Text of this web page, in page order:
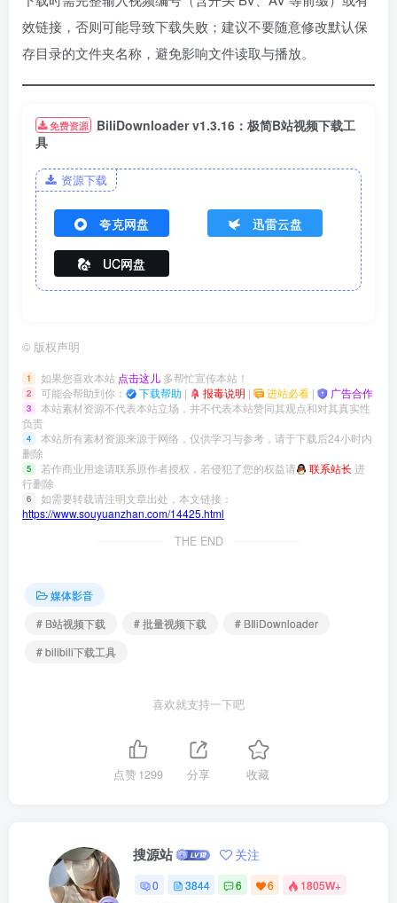
效链接，否则可能导致下载失败；建议不要随意修改默认保
存目录的文件夹名称，避免影响文件读取与播放。
免费资源
BiliDownloader v1.3.16：极简B站视频下载工
具
资源下载
夸克网盘 迅雷云盘
UC网盘
© 版权声明
1 如果您喜欢本站 点击这儿 多帮忙宣传本站！
2 可能会帮助到你： 下载帮助 | 报毒说明 | 进站必看 | 广告合作
3
本站素材资源不代表本站立场，并不代表本站赞同其观点和对其真实性
负责
4
本站所有素材资源来源于网络，仅供学习与参考，请于下载后24小时内
删除
5 若作商业用途请联系原作者授权，若侵犯了您的权益请 联系站长 进
行删除
6
如需要转载请注明文章出处，本文链接：
https://www.souyuanzhan.com/14425.html
THE END
媒体影音
# B站视频下载
# 批量视频下载
# BIliDownloader
# bilibili下载工具
喜欢就支持一下吧
点赞1299 分享 收藏
搜源站 关注
0 3844 6 6 1805W+